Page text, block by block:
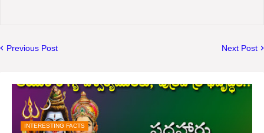
Previous Post Next Post
INTERESTING FACTS